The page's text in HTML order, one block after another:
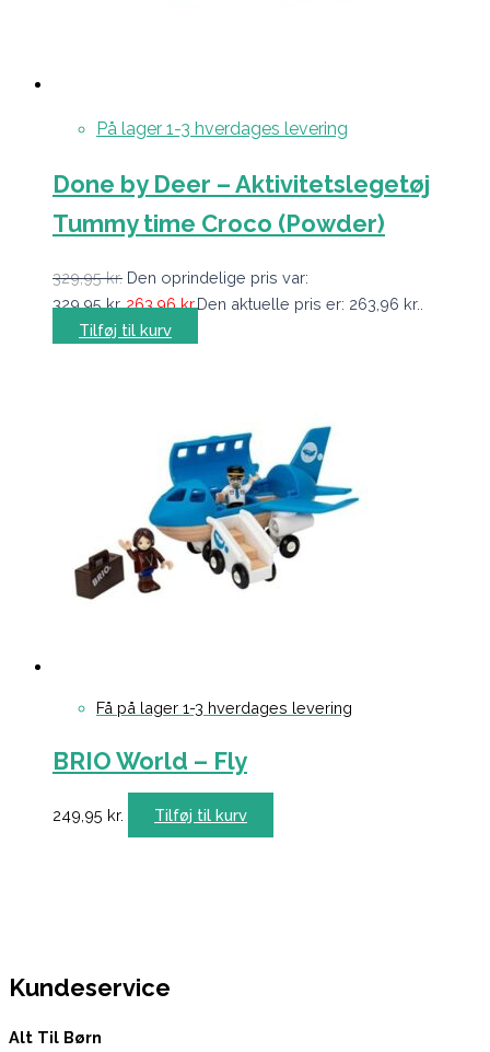
På lager 1-3 hverdages levering
Done by Deer – Aktivitetslegetøj
Tummy time Croco (Powder)
329,95kr. Den oprindelige pris var:
329,95 kr..263,96kr.Den aktuelle pris er: 263,96 kr..
Tilføj til kurv
Få på lager 1-3 hverdages levering
BRIO World – Fly
249,95 kr. Tilføj til kurv
Kundeservice
Alt Til Børn